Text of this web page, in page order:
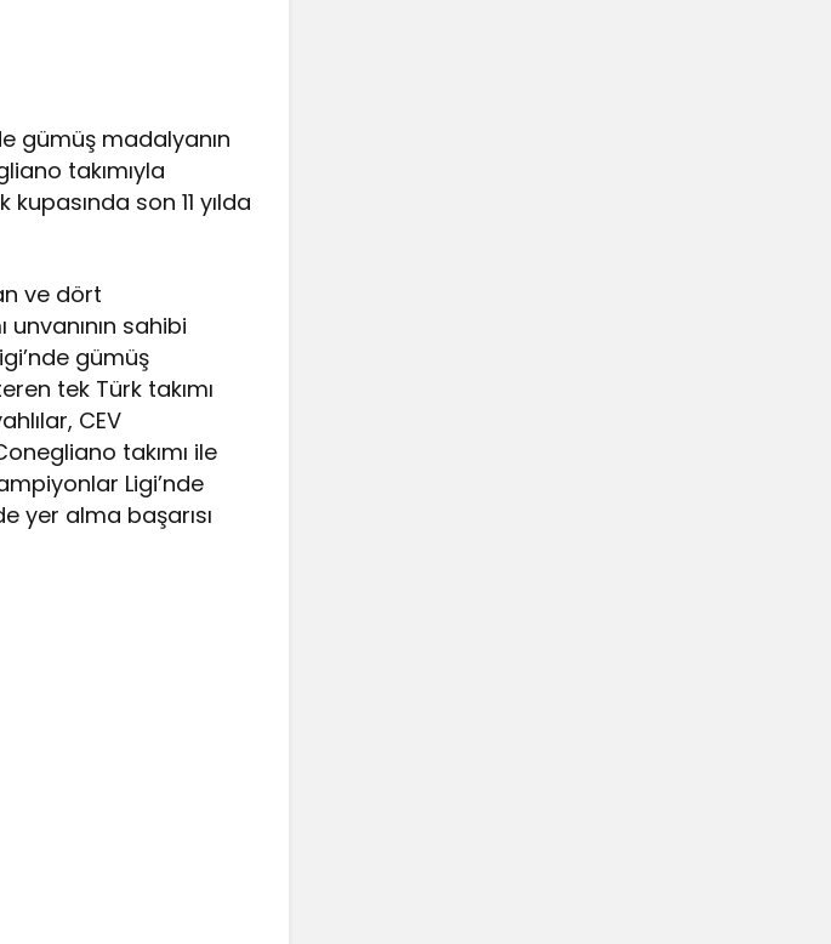
gümüş madalyanın
takımıyla
kupasında son 11 yılda
ve dört
sahibi
gümüş
tek Türk takımı
CEV
takımı ile
Ligi’nde
yer alma başarısı